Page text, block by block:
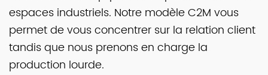
espaces industriels. Notre modèle C2M vous
permet de vous concentrer sur la relation client
tandis que nous prenons en charge la
production lourde.